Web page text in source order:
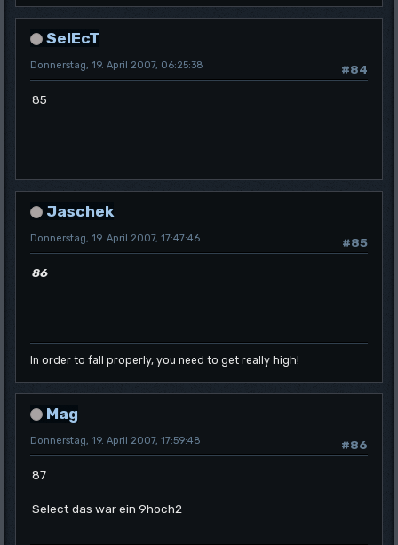
SelEcT
#84
Donnerstag, 19. April 2007, 06:25:38
85
Jaschek
#85
Donnerstag, 19. April 2007, 17:47:46
86
In order to fall properly, you need to get really high!
Mag
#86
Donnerstag, 19. April 2007, 17:59:48
87
Select das war ein 9hoch2